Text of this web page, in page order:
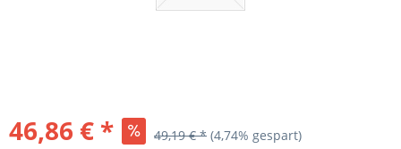
46,86 € * 49,19 € * (4,74% gespart)